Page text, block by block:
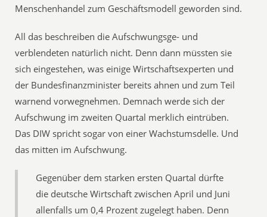
Menschenhandel zum Geschäftsmodell geworden sind.
All das beschreiben die Aufschwungsge- und
verblendeten natürlich nicht. Denn dann müssten sie
sich eingestehen, was einige Wirtschaftsexperten und
der Bundesfinanzminister bereits ahnen und zum Teil
warnend vorwegnehmen. Demnach werde sich der
Aufschwung im zweiten Quartal merklich eintrüben.
Das DIW spricht sogar von einer Wachstumsdelle. Und
das mitten im Aufschwung.
Gegenüber dem starken ersten Quartal dürfte
die deutsche Wirtschaft zwischen April und Juni
allenfalls um 0,4 Prozent zugelegt haben. Denn